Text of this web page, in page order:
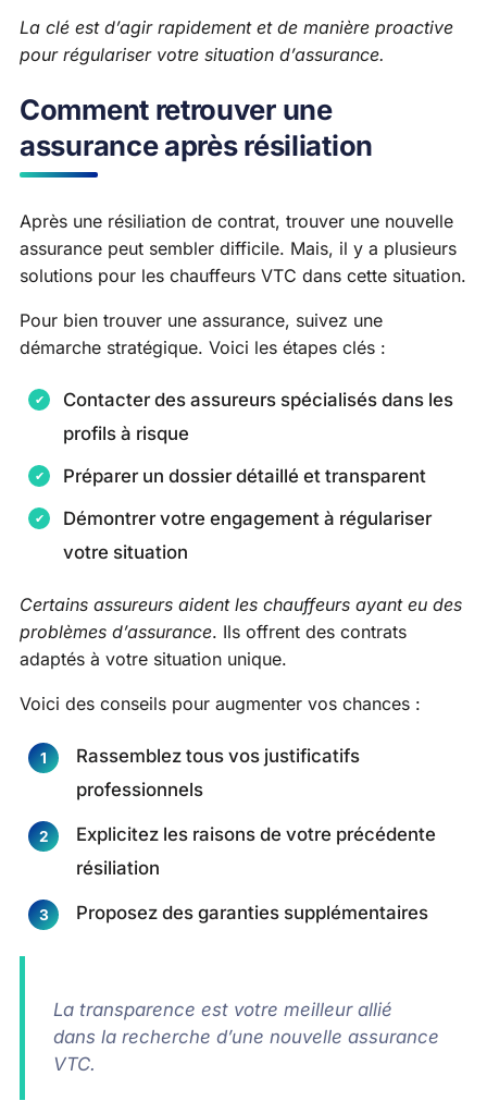
La clé est d’agir rapidement et de manière proactive
pour régulariser votre situation d’assurance.
Comment retrouver une
assurance après résiliation
Après une résiliation de contrat, trouver une nouvelle
assurance peut sembler difficile. Mais, il y a plusieurs
solutions pour les chauffeurs VTC dans cette situation.
Pour bien trouver une assurance, suivez une
démarche stratégique. Voici les étapes clés :
Contacter des assureurs spécialisés dans les
profils à risque
Préparer un dossier détaillé et transparent
Démontrer votre engagement à régulariser
votre situation
Certains assureurs aident les chauffeurs ayant eu des
problèmes d’assurance. Ils offrent des contrats
adaptés à votre situation unique.
Voici des conseils pour augmenter vos chances :
Rassemblez tous vos justificatifs
professionnels
Explicitez les raisons de votre précédente
résiliation
Proposez des garanties supplémentaires
La transparence est votre meilleur allié
dans la recherche d’une nouvelle assurance
VTC.